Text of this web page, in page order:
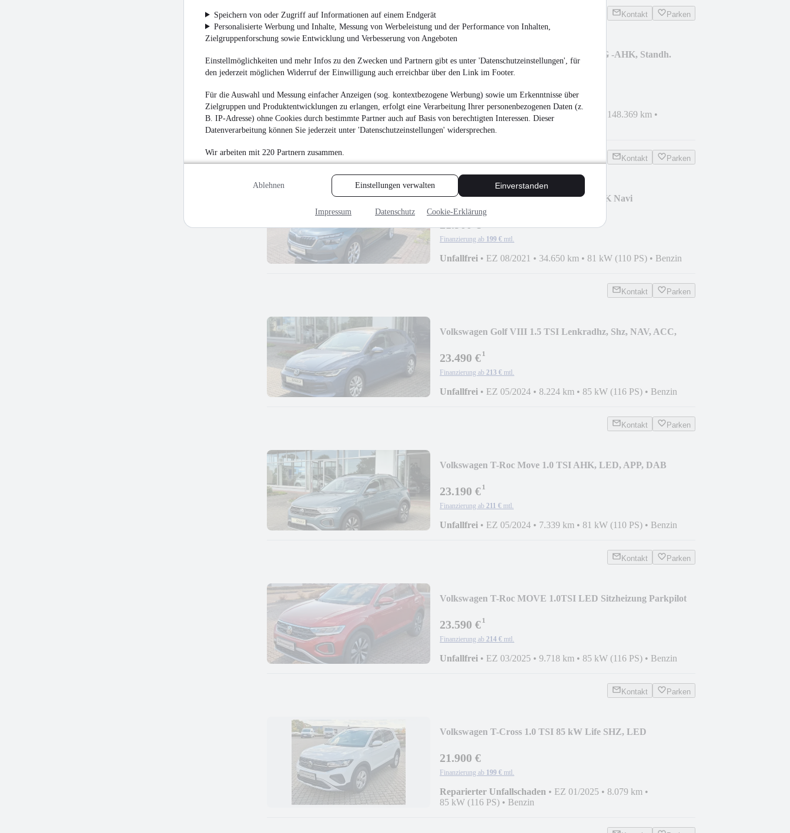
Speichern von oder Zugriff auf Informationen auf einem Endgerät
Personalisierte Werbung und Inhalte, Messung von Werbeleistung und der Performance von Inhalten,
Zielgruppenforschung sowie Entwicklung und Verbesserung von Angeboten
Einstellmöglichkeiten und mehr Infos zu den Zwecken und Partnern gibt es unter 'Datenschutzeinstellungen', für
den jederzeit möglichen Widerruf der Einwilligung auch erreichbar über den Link im Footer.
Für die Auswahl und Messung einfacher Anzeigen (sog. kontextbezogene Werbung) sowie um Erkenntnisse über
Zielgruppen und Produktentwicklungen zu erlangen, erfolgt eine Verarbeitung Ihrer personenbezogenen Daten (z.
B. IP-Adresse) ohne Cookies durch bestimmte Partner auch auf Basis von berechtigten Interessen. Dieser
Datenverarbeitung können Sie jederzeit unter 'Datenschutzeinstellungen' widersprechen.
Wir arbeiten mit 220 Partnern zusammen.
Ablehnen Einstellungen verwalten Einverstanden
Impressum Datenschutz Cookie-Erklärung
Kontakt Parken
Volkswagen Touran Highline 2.0TDI DSG -AHK, Standh.
¹
Finanzierung ab 182 € mtl.
Reparierter Unfallschaden EZ 01/2023 148.369 km •
110 kW (150 PS)
Kontakt Parken
Skoda Kamiq CLEVER 1.0TSI DSG AHK Navi
Rückfahrkamera
21.900 €
Finanzierung ab 199 € mtl.
Unfallfrei • EZ 08/2021 • 34.650 km • 81 kW (110 PS) • Benzin
Kontakt Parken
Volkswagen Golf VIII 1.5 TSI Lenkradhz, Shz, NAV, ACC,
23.490 €¹
Finanzierung ab 213 € mtl.
Unfallfrei • EZ 05/2024 • 8.224 km • 85 kW (116 PS) • Benzin
Kontakt Parken
Volkswagen T-Roc Move 1.0 TSI AHK, LED, APP, DAB
23.190 €¹
Finanzierung ab 211 € mtl.
Unfallfrei • EZ 05/2024 • 7.339 km • 81 kW (110 PS) • Benzin
Kontakt Parken
Volkswagen T-Roc MOVE 1.0TSI LED Sitzheizung Parkpilot
23.590 €¹
Finanzierung ab 214 € mtl.
Unfallfrei • EZ 03/2025 • 9.718 km • 85 kW (116 PS) • Benzin
Kontakt Parken
Volkswagen T-Cross 1.0 TSI 85 kW Life SHZ, LED
21.900 €
Finanzierung ab 199 € mtl.
Reparierter Unfallschaden • EZ 01/2025 • 8.079 km •
85 kW (116 PS) • Benzin